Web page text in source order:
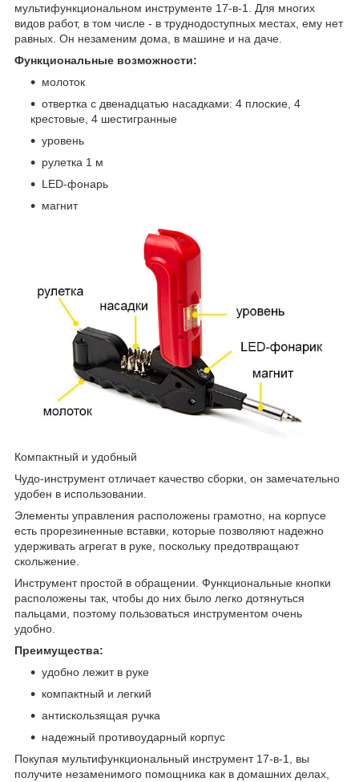
мультифункциональном инструменте 17-в-1. Для многих
видов работ, в том числе - в труднодоступных местах, ему нет
равных. Он незаменим дома, в машине и на даче.
Функциональные возможности:
молоток
отвертка с двенадцатью насадками: 4 плоские, 4
крестовые, 4 шестигранные
уровень
рулетка 1 м
LED-фонарь
магнит
Компактный и удобный
Чудо-инструмент отличает качество сборки, он замечательно
удобен в использовании.
Элементы управления расположены грамотно, на корпусе
есть прорезиненные вставки, которые позволяют надежно
удерживать агрегат в руке, поскольку предотвращают
скольжение.
Инструмент простой в обращении. Функциональные кнопки
расположены так, чтобы до них было легко дотянуться
пальцами, поэтому пользоваться инструментом очень
удобно.
Преимущества:
удобно лежит в руке
компактный и легкий
антискользящая ручка
надежный противоударный корпус
Покупая мультифункциональный инструмент 17-в-1, вы
получите незаменимого помощника как в домашних делах,